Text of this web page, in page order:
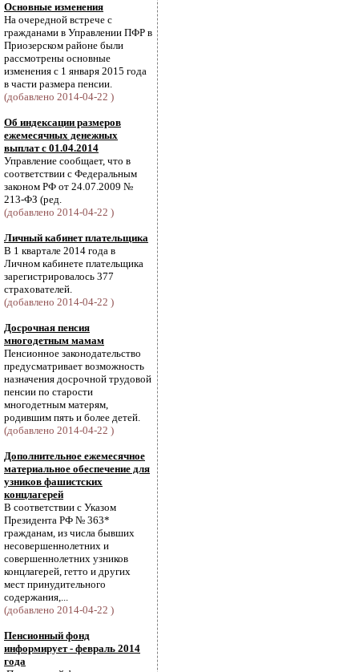
Основные изменения
На очередной встрече с
гражданами в Управлении ПФР в
Приозерском районе были
рассмотрены основные
изменения с 1 января 2015 года
в части размера пенсии.
(добавлено 2014-04-22 )
Об индексации размеров
ежемесячных денежных
выплат с 01.04.2014
Управление сообщает, что в
соответствии с Федеральным
законом РФ от 24.07.2009 №
213-ФЗ (ред.
(добавлено 2014-04-22 )
Личный кабинет плательщика
В 1 квартале 2014 года в
Личном кабинете плательщика
зарегистрировалось 377
страхователей.
(добавлено 2014-04-22 )
Досрочная пенсия
многодетным мамам
Пенсионное законодательство
предусматривает возможность
назначения досрочной трудовой
пенсии по старости
многодетным матерям,
родившим пять и более детей.
(добавлено 2014-04-22 )
Дополнительное ежемесячное
материальное обеспечение для
узников фашистских
концлагерей
В соответствии с Указом
Президента РФ № 363*
гражданам, из числа бывших
несовершеннолетних и
совершеннолетних узников
концлагерей, гетто и других
мест принудительного
содержания,...
(добавлено 2014-04-22 )
Пенсионный фонд
информирует - февраль 2014
года